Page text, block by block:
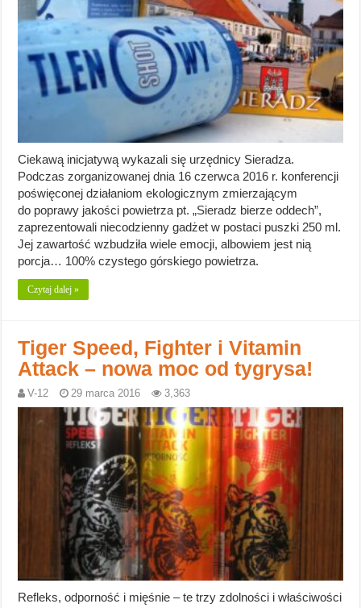
Ciekawą inicjatywą wykazali się urzędnicy Sieradza.
Podczas zorganizowanej dnia 16 czerwca 2016 r. konferencji
poświęconej działaniom ekologicznym zmierzającym
do poprawy jakości powietrza pt. „Sieradz bierze oddech”,
zaprezentowali niecodzienny gadżet w postaci puszki 250 ml.
Jej zawartość wzbudziła wiele emocji, albowiem jest nią
porcja… 100% czystego górskiego powietrza.
Czytaj dalej »
Tiger Speed, Fighter i Vitamin
Attack – nowa moc od tygrysa!
V-12 29 marca 2016 3,363
Refleks, odporność i mięśnie – te trzy zdolności i właściwości